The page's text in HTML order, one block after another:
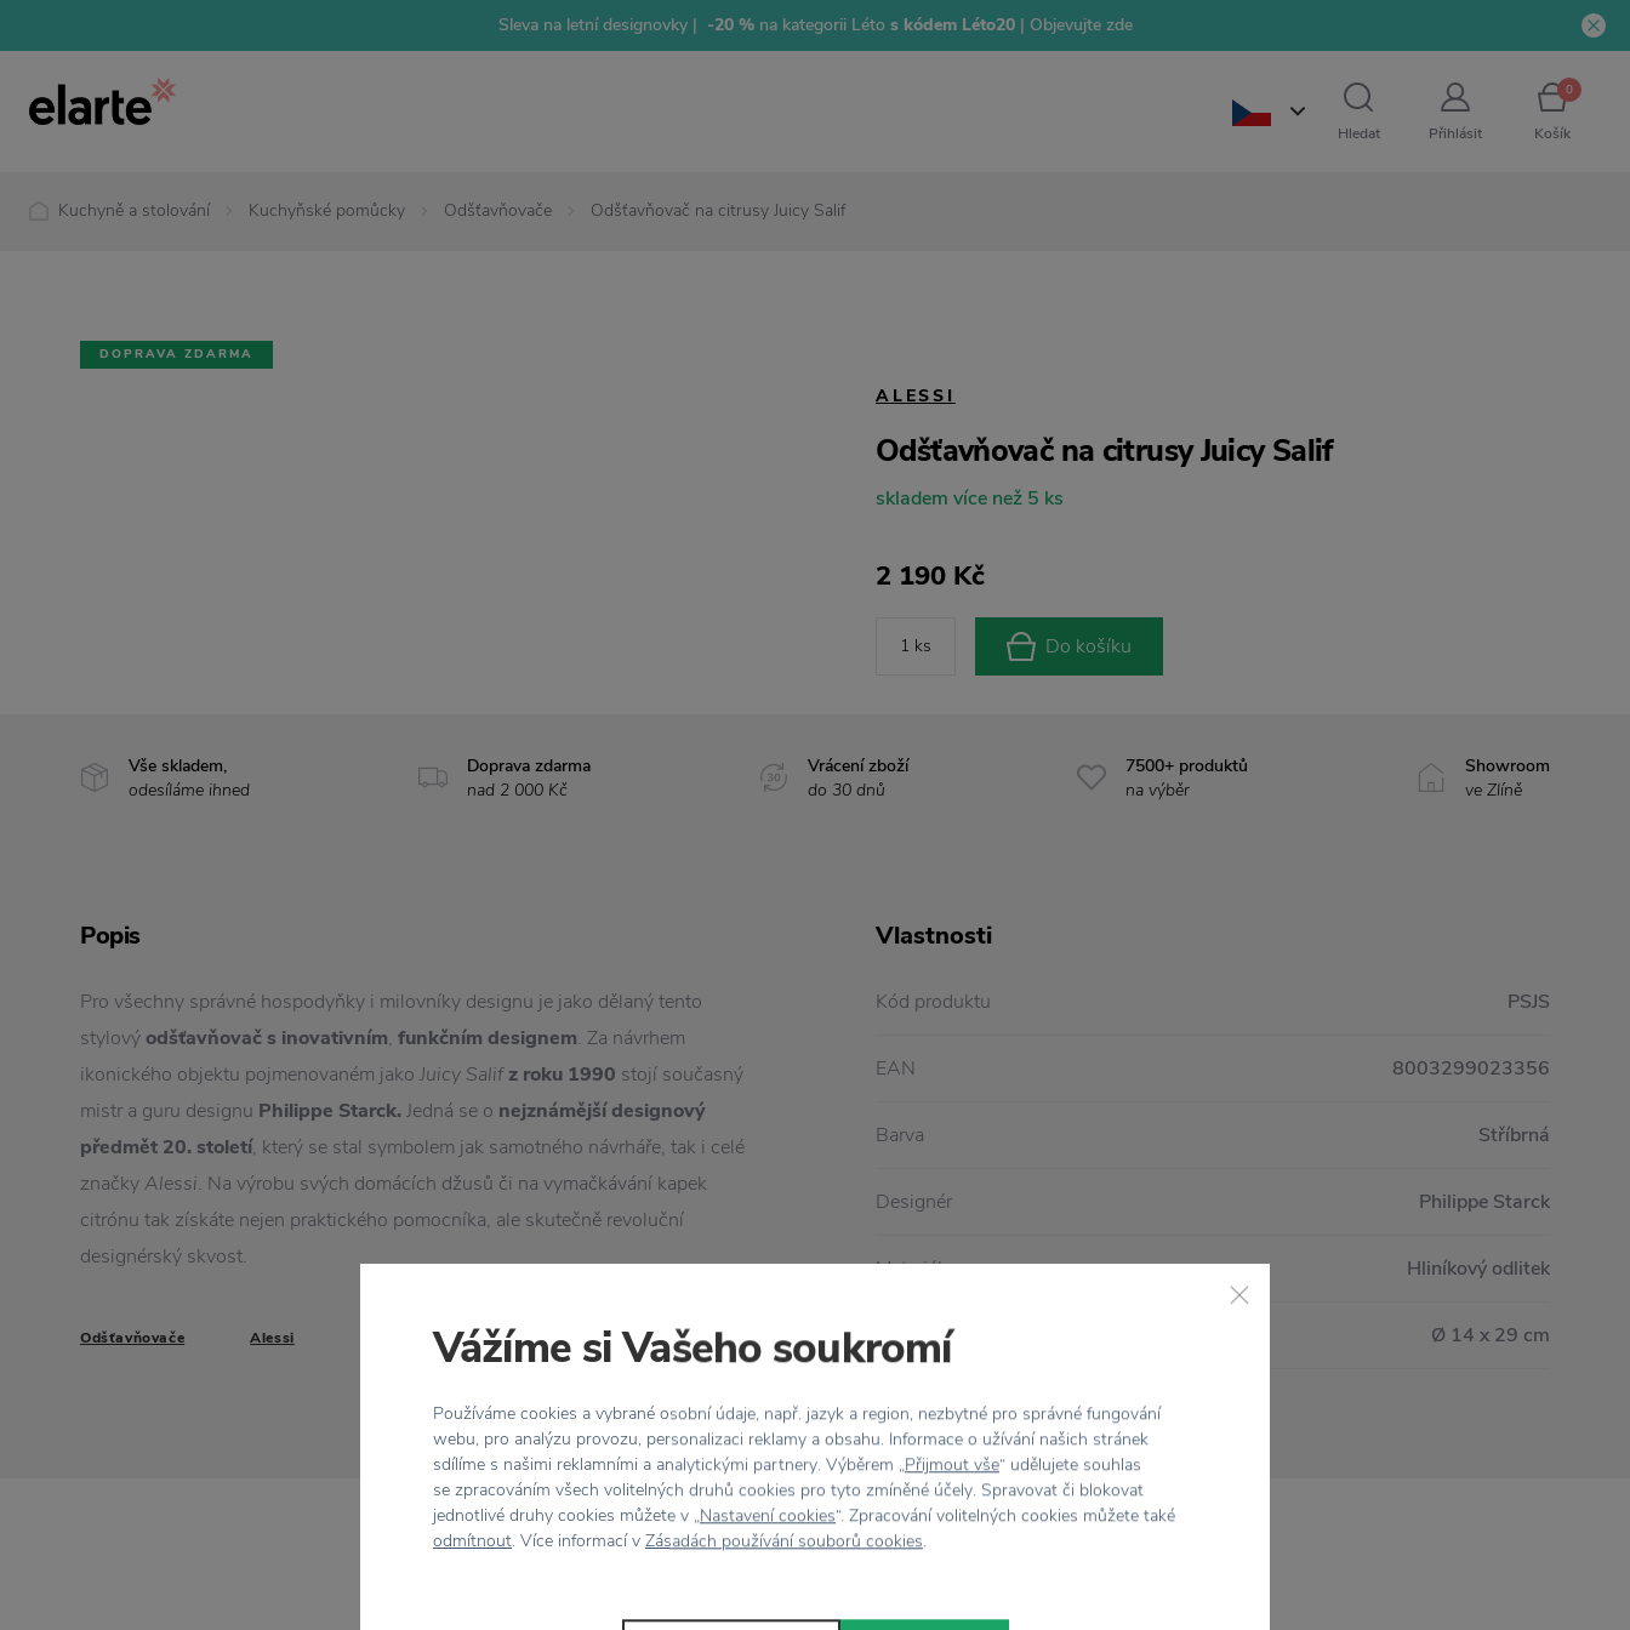
Sleva na letní designovky | -20 %na kategorii Létos kódem Léto20 | Objevujte zde
Hledat Přihlásit
0
Košík
Kuchyně a stolování Kuchyňské pomůcky Odšťavňovače Odšťavňovač na citrusy Juicy Salif
DOPRAVA ZDARMA
ALESSI
Odšťavňovač na citrusy Juicy Salif
skladem více než 5 ks
2 190 Kč
Do košíku
Vše skladem,
odesíláme ihned
Doprava zdarma
nad 2 000 Kč
Vrácení zboží
do 30 dnů
7500+ produktů
na výběr
Showroom
ve Zlíně
Popis
Pro všechny správné hospodyňky i milovníky designu je jako dělaný tento
stylovýodšťavňovač s inovativním, funkčním designem. Za návrhem
ikonického objektu pojmenovaném jako Juicy Salif z roku 1990 stojí současný
mistr a guru designu Philippe Starck. Jedná se o nejznámější designový
předmět 20. století, který se stal symbolem jak samotného návrháře, tak i celé
značkyAlessi. Na výrobu svých domácích džusů či na vymačkávání kapek
citrónu tak získáte nejen praktického pomocníka, ale skutečně revoluční
designérský skvost.
Odšťavňovače Alessi
Vlastnosti
Kód produktu PSJS
EAN 8003299023356
Barva Stříbrná
Designér Philippe Starck
Materiál Hliníkový odlitek
Rozměr Ø 14 x 29 cm
Vážíme si Vašeho soukromí
Používáme cookies a vybrané osobní údaje, např. jazyk a region, nezbytné pro správné fungování
webu, pro analýzu provozu, personalizaci reklamy a obsahu. Informace o užívání našich stránek
sdílíme s našimi reklamními a analytickými partnery. Výběrem „Přijmout vše“ udělujete souhlas
se zpracováním všech volitelných druhů cookies pro tyto zmíněné účely. Spravovat či blokovat
jednotlivé druhy cookies můžete v „Nastavení cookies“. Zpracování volitelných cookies můžete také
odmítnout. Více informací v Zásadách používání souborů cookies.